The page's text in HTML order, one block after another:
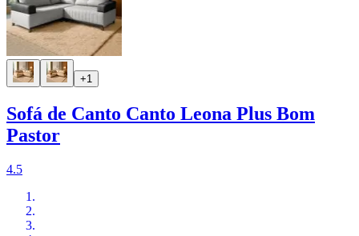
+1
Sofá de Canto Canto Leona Plus Bom
Pastor
4.5